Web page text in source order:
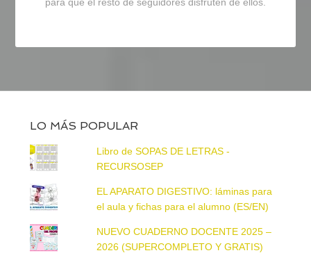
para que el resto de seguidores disfruten de ellos.
LO MÁS POPULAR
Libro de SOPAS DE LETRAS -
RECURSOSEP
EL APARATO DIGESTIVO: láminas para
el aula y fichas para el alumno (ES/EN)
NUEVO CUADERNO DOCENTE 2025 –
2026 (SUPERCOMPLETO Y GRATIS)